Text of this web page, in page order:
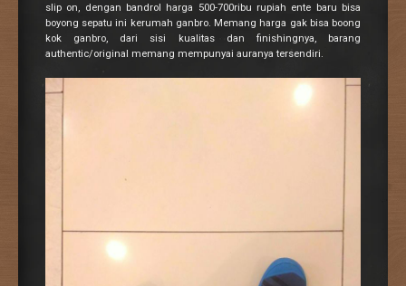
slip on, dengan bandrol harga 500-700ribu rupiah ente baru bisa
boyong sepatu ini kerumah ganbro. Memang harga gak bisa boong
kok ganbro, dari sisi kualitas dan finishingnya, barang
authentic/original memang mempunyai auranya tersendiri.